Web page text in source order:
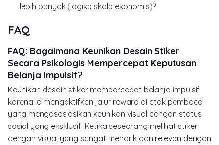
lebih banyak (logika skala ekonomis)?
FAQ
FAQ: Bagaimana Keunikan Desain Stiker
Secara Psikologis Mempercepat Keputusan
Belanja Impulsif?
Keunikan desain stiker mempercepat belanja impulsif
karena ia mengaktifkan jalur reward di otak pembaca
yang mengasosiasikan keunikan visual dengan status
sosial yang eksklusif. Ketika seseorang melihat stiker
dengan visual yang sangat menarik dan relevan dengan